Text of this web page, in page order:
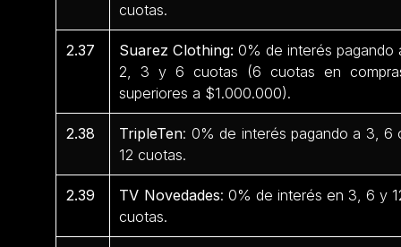
cuotas.
2.37 Suarez Clothing: 0% de interés pagando
2, 3 y 6 cuotas (6 cuotas en
superiores a $1.000.000).
2.38 TripleTen: 0% de interés pagando a 3, 6
12 cuotas.
2.39 TV Novedades: 0% de interés en 3, 6 y
cuotas.